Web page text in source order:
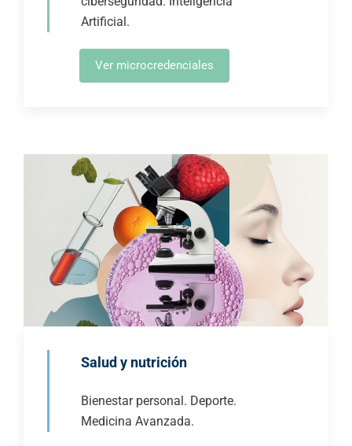
Artificial.
Ver microcredenciales
Salud y nutrición
Bienestar personal. Deporte.
Medicina Avanzada.